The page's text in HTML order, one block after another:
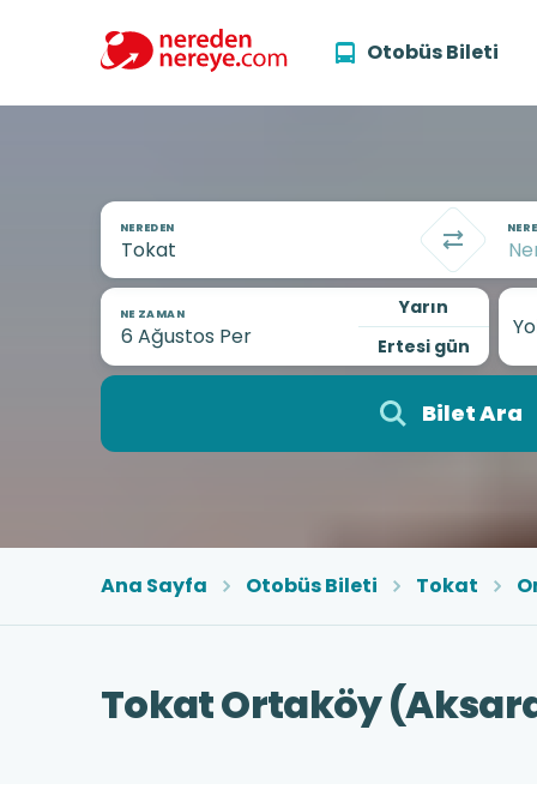
Otobüs Bileti
NEREDEN
NE ZAMAN
Yarın
Ertesi gün
Bilet Ara
Ana Sayfa Otobüs Bileti Tokat
Tokat Ortaköy